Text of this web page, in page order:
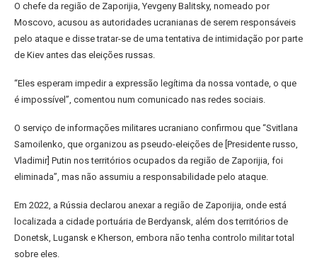
O chefe da região de Zaporijia, Yevgeny Balitsky, nomeado por
Moscovo, acusou as autoridades ucranianas de serem responsáveis
pelo ataque e disse tratar-se de uma tentativa de intimidação por parte
de Kiev antes das eleições russas.
“Eles esperam impedir a expressão legítima da nossa vontade, o que
é impossível”, comentou num comunicado nas redes sociais.
O serviço de informações militares ucraniano confirmou que “Svitlana
Samoilenko, que organizou as pseudo-eleições de [Presidente russo,
Vladimir] Putin nos territórios ocupados da região de Zaporijia, foi
eliminada”, mas não assumiu a responsabilidade pelo ataque.
Em 2022, a Rússia declarou anexar a região de Zaporijia, onde está
localizada a cidade portuária de Berdyansk, além dos territórios de
Donetsk, Lugansk e Kherson, embora não tenha controlo militar total
sobre eles.